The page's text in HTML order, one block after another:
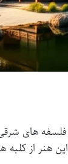
فلسفه های
هنر از کلبه